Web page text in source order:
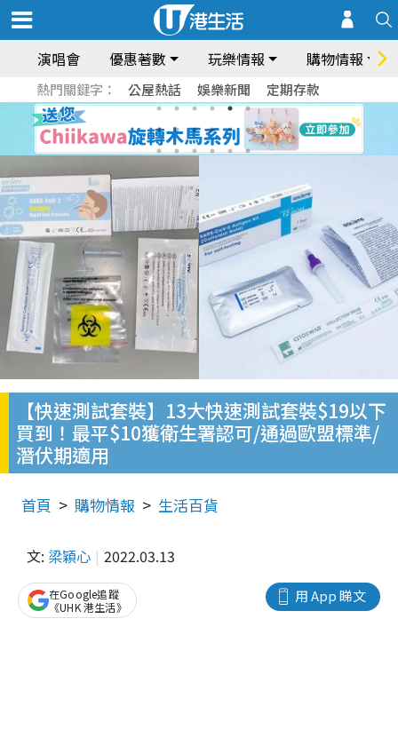
演唱會 優惠著數 玩樂情報 購物情報
熱門關鍵字： 公屋熱話 娛樂新聞 定期存款
【快速測試套裝】13大快速測試套裝$19以下
買到！最平$10獲衛生署認可/通過歐盟標準/
潛伏期適用
首頁 購物情報 生活百貨
文: 梁穎心 2022.03.13
用 App 睇文
在Google追蹤
《UHK 港生活》